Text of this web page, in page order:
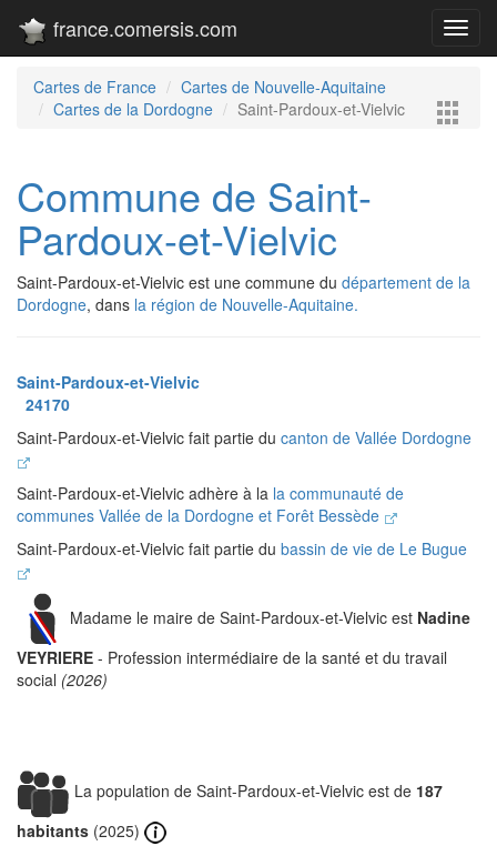
france.comersis.com
Cartes de France
Cartes de Nouvelle-Aquitaine
Cartes de la Dordogne
Saint-Pardoux-et-Vielvic
Commune de Saint-
Pardoux-et-Vielvic
Saint-Pardoux-et-Vielvic est une commune du département de la
Dordogne, dans la région de Nouvelle-Aquitaine.
Saint-Pardoux-et-Vielvic
24170
Saint-Pardoux-et-Vielvic fait partie du canton de Vallée Dordogne
Saint-Pardoux-et-Vielvic adhère à la la communauté de
communes Vallée de la Dordogne et Forêt Bessède
Saint-Pardoux-et-Vielvic fait partie du bassin de vie de Le Bugue
Madame le maire de Saint-Pardoux-et-Vielvic est Nadine
VEYRIERE - Profession intermédiaire de la santé et du travail
social (2026)
La population de Saint-Pardoux-et-Vielvic est de 187
habitants (2025)